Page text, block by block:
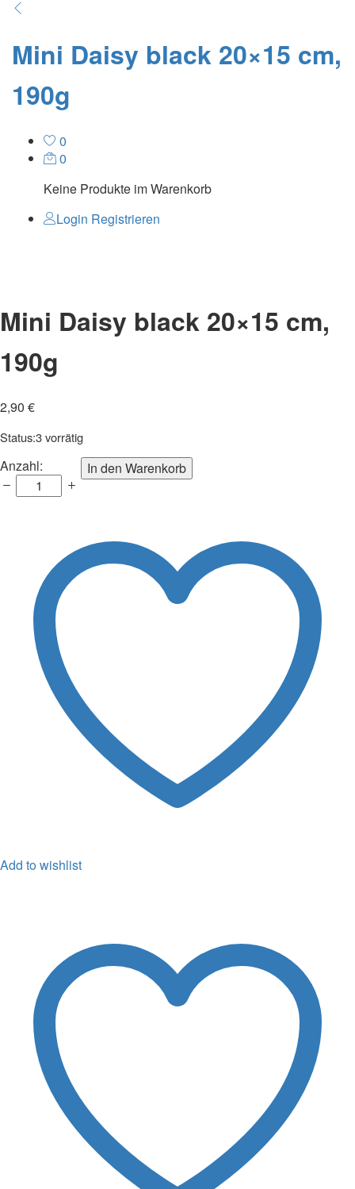
Mini Daisy black 20×15 cm,
190g
0
0
Keine Produkte im Warenkorb
Login Registrieren
Mini Daisy black 20×15 cm,
190g
2,90 €
Status:3 vorrätig
Mini
Daisy
black
Anzahl: In den Warenkorb
Add to wishlist